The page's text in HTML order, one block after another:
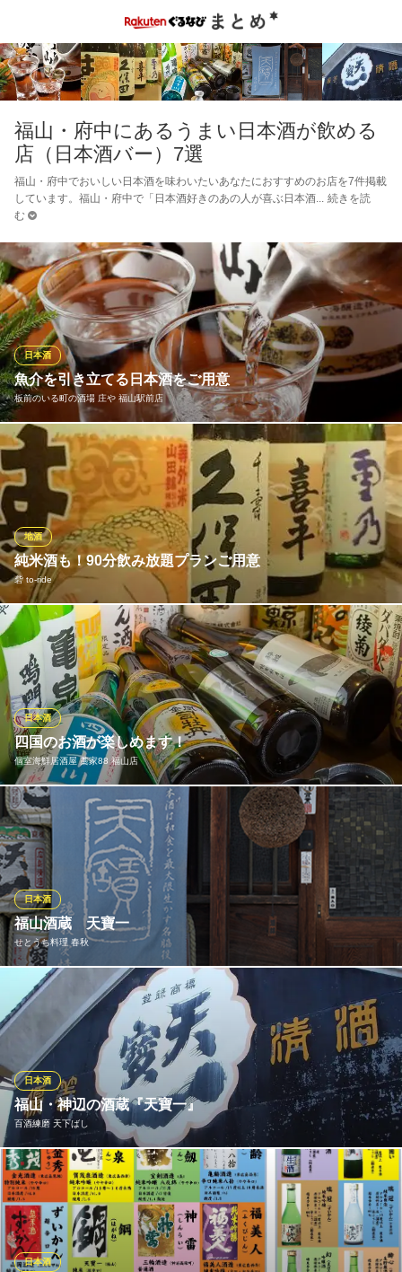
福山・府中にあるうまい日本酒が飲める
店（日本酒バー）7選
福山・府中でおいしい日本酒を味わいたいあなたにおすすめのお店を7件掲載
しています。福山・府中で「日本酒好きのあの人が喜ぶ日本酒
続きを読
む
魚介を引き立てる日本酒をご用意
板前のいる町の酒場 庄や 福山駅前店
日本酒
和食といえば日本酒。当店では、魚介の旨味をより一層引き立て
てくれる日本各地の銘柄地酒を豊富に取り揃えております。人気
の「獺祭」や「八海山」「浦霞」はもとより、コクがありキリッ
とした「澤乃井」や、辛口ながら柔らかさのある「真澄」など、
日本酒好きの方にもご納得いただけるよう、専門スタッフが厳選
しました。
板前のいる町の酒場 庄や 福山駅前店
鮮魚と板前料理の居酒屋
ＪＲ福山駅 徒歩2分
広島県福山市伏見町1-20
純米酒も！90分飲み放題プランご用意
砦 to‐ride
地酒
ごゆっくり楽しいひとときを当店で！ 素敵な空間で皆様の楽しい
ひとときを砦で過ごしませんか？多数のお酒をご用意しておりま
すので、是非いろいろ試してお気に入りのお酒を見つけて下さ
い。お酒に合った季節のお料理も多数ご用意しております。
砦 to‐ride
季節の食材が楽しめる店
ＪＲ山陽本線福山駅南口 徒歩10分
広島県福山市霞町1-5-2
四国のお酒が楽しめます！
個室海鮮居酒屋 藁家88 福山店
日本酒
日本酒好きの方必見！四国の日本酒を取り揃えております。さっ
ぱりとしてクセのない淡麗辛口を多めに仕入れているので、ぜひ
お試しください。冷・燗よりお好きな飲み方でどうぞ。香ばしい
「鰹藁焼き塩たたき」ともよく合います。選りすぐりの美酒を片
手にごゆっくりお過ごしください。
個室海鮮居酒屋 藁家88 福山店
四国・広島料理の居酒屋
ＪＲ福山駅 徒歩4分
広島県福山市元町12-1 福福ビル1・2F
福山酒蔵 天寶一
せとうち料理 春秋
日本酒
広島県福山市唯一の地酒 「和の食材、食文化を最大限に生かす名
脇役」をコンセプトに、食と融合し、料理の味を引き立たせてく
れる地酒です。春秋の料理に天寶一（てんぽういち）のお酒は最
高の相性です。
せとうち料理 春秋
旬の食材を使用した和食
ＪＲ福山駅南口 徒歩7分
広島県福山市延広町3-8
福山・神辺の酒蔵『天寶一』
百酒練磨 天下ばし
日本酒
こだわりの日本酒と天下ばしの料理を味わって下さい!! 天寶一か
ら譲り受けた酒樽でつくった天下ばしオリジナルの看板やテーブ
ルもチェック!!
百酒練磨 天下ばし
日本酒